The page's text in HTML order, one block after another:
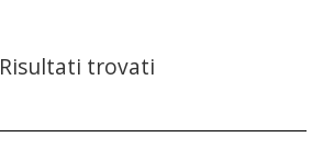
Risultati trovati